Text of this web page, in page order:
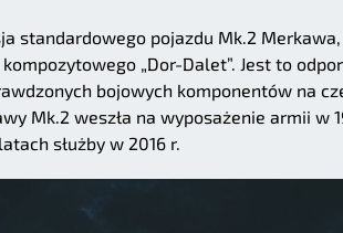
standardowego pojazdu Mk.2 Merkawa,
„Dor-Dalet”. Jest to
bojowych komponentów na
Mk.2 weszła na wyposażenie armii w
służby w 2016 r.